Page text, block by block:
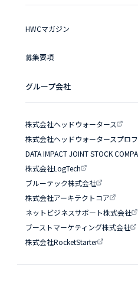
HWCマガジン
募集要項
グループ会社
株式会社ヘッドウォータース
株式会社ヘッドウォータースプロ
DATA IMPACT JOINT STOCK
株式会社LogTech
ブルーテック株式会社
株式会社アーキテクトコア
ネットビジネスサポート株式会社
ブーストマーケティング株式会社
株式会社RocketStarter